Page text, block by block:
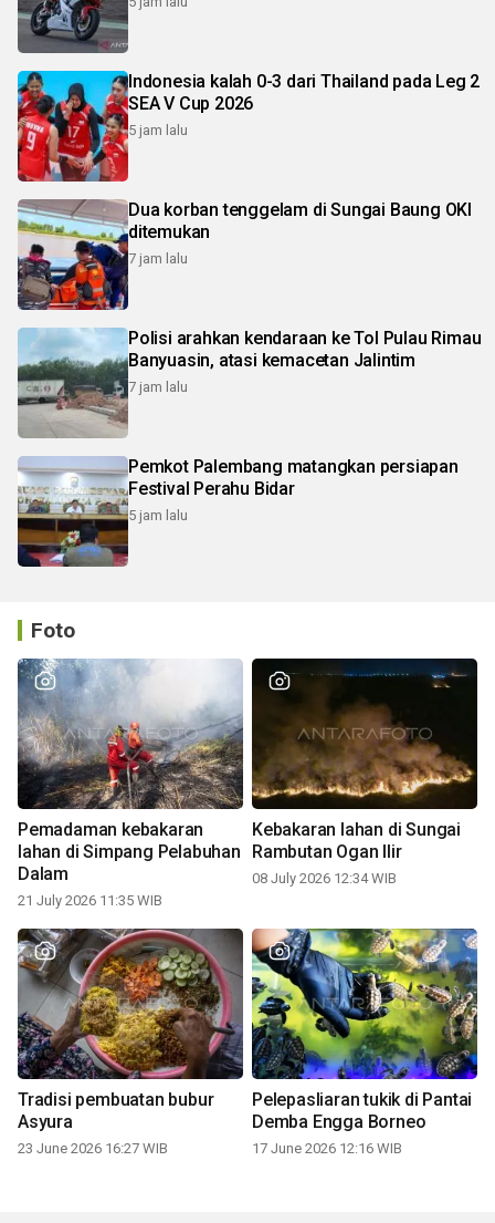
Indonesia kalah 0-3 dari Thailand pada Leg 2
SEA V Cup 2026
5 jam lalu
Dua korban tenggelam di Sungai Baung OKI
ditemukan
7 jam lalu
Polisi arahkan kendaraan ke Tol Pulau Rimau
Banyuasin, atasi kemacetan Jalintim
7 jam lalu
Pemkot Palembang matangkan persiapan
Festival Perahu Bidar
5 jam lalu
Foto
Pemadaman kebakaran
lahan di Simpang Pelabuhan
Dalam
21 July 2026 11:35 WIB
Kebakaran lahan di Sungai
Rambutan Ogan Ilir
08 July 2026 12:34 WIB
Tradisi pembuatan bubur
Asyura
23 June 2026 16:27 WIB
Pelepasliaran tukik di Pantai
Demba Engga Borneo
17 June 2026 12:16 WIB